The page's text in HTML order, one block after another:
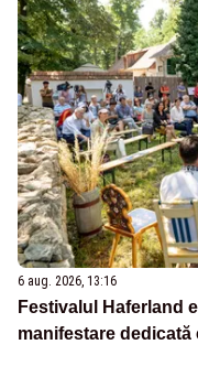
6 aug. 2026, 13:16
Festivalul Haferland
manifestare